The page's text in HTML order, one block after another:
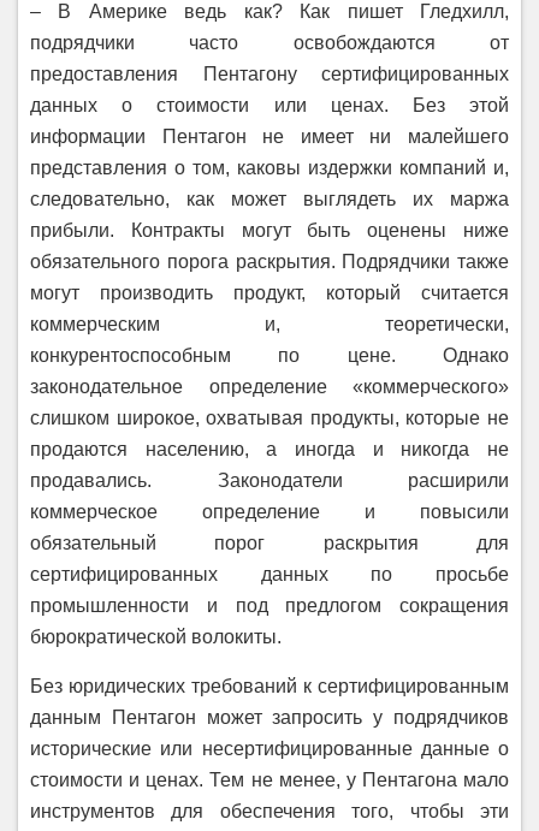
– В Америке ведь как? Как пишет Гледхилл,
подрядчики часто освобождаются от
предоставления Пентагону сертифицированных
данных о стоимости или ценах. Без этой
информации Пентагон не имеет ни малейшего
представления о том, каковы издержки компаний и,
следовательно, как может выглядеть их маржа
прибыли. Контракты могут быть оценены ниже
обязательного порога раскрытия. Подрядчики также
могут производить продукт, который считается
коммерческим и, теоретически,
конкурентоспособным по цене. Однако
законодательное определение «коммерческого»
слишком широкое, охватывая продукты, которые не
продаются населению, а иногда и никогда не
продавались. Законодатели расширили
коммерческое определение и повысили
обязательный порог раскрытия для
сертифицированных данных по просьбе
промышленности и под предлогом сокращения
бюрократической волокиты.
Без юридических требований к сертифицированным
данным Пентагон может запросить у подрядчиков
исторические или несертифицированные данные о
стоимости и ценах. Тем не менее, у Пентагона мало
инструментов для обеспечения того, чтобы эти